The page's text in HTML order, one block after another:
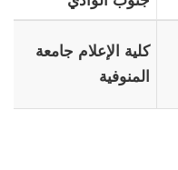
كلية الإعلام جامعة
المنوفية